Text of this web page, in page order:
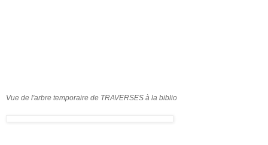
Vue de l'arbre temporaire de TRAVERSES à la biblio